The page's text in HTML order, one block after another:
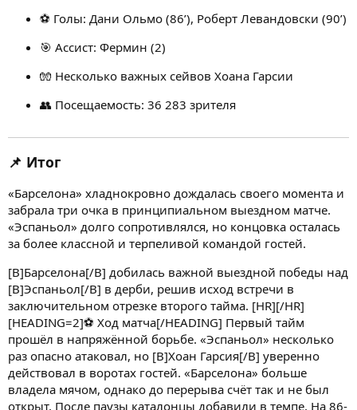
⚽ Голы: Дани Ольмо (86’), Роберт Левандовски (90’)
🎯 Ассист: Фермин (2)
🧤 Несколько важных сейвов Хоана Гарсии
👥 Посещаемость: 36 283 зрителя
📌 Итог
«Барселона» хладнокровно дождалась своего момента и
забрала три очка в принципиальном выездном матче.
«Эспаньол» долго сопротивлялся, но концовка осталась
за более классной и терпеливой командой гостей.
[B]Барселона[/B] добилась важной выездной победы над
[B]Эспаньол[/B] в дерби, решив исход встречи в
заключительном отрезке второго тайма. [HR][/HR]
[HEADING=2]⚽ Ход матча[/HEADING] Первый тайм
прошёл в напряжённой борьбе. «Эспаньол» несколько
раз опасно атаковал, но [B]Хоан Гарсия[/B] уверенно
действовал в воротах гостей. «Барселона» больше
владела мячом, однако до перерыва счёт так и не был
открыт. После паузы каталонцы добавили в темпе. На 86-